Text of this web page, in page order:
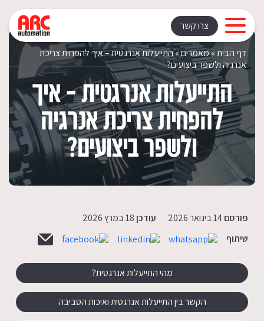
צרו קשר
דף הבית»מאמרים»התייעלות אנרגטית – איך להפחית צריכת
אנרגיה ולשפר ביצועים?
התייעלות אנרגטית – איך
להפחית צריכת אנרגיה
ולשפר ביצועים?
פורסם עודכן
שיתוף
מהי התייעלות אנרגטית?
הקשר בין התייעלות אנרגטית ואיכות הסביבה